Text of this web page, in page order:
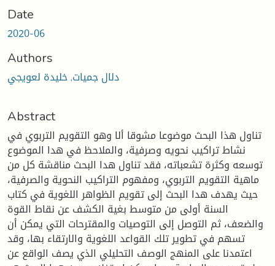
Date
2020-06
Authors
دلال جميات, خليدة لعويجي
Abstract
تناول هذا البحث موضوعا مشوقا ألا وهو التقويم التربوي في
نشاط تراكيب نحويه وصرفية، والملاحظ في هدا الموضوع
توسعه وكثرة تشعباته، فقد تناول هدا البحث مناقشة كل من
ماهية التقويم التربوي، ومفهوم التراكيب النحوية والصرفية،
حيث يهدف هدا البحث إلى تقويم الظواهر اللغوية في كتاب
السنة أولى من متوسط بغية الكشف عن نقاط القوة
والضعف، ثم التوصل إلى التوصيات والمقترحات التي يمكن أن
تسهم في تطوير تلك القواعد اللغوية والارتقاء بها، وقد
اعتمدنا على المنهج الوصف التحليلي الذي يصف الواقع عن